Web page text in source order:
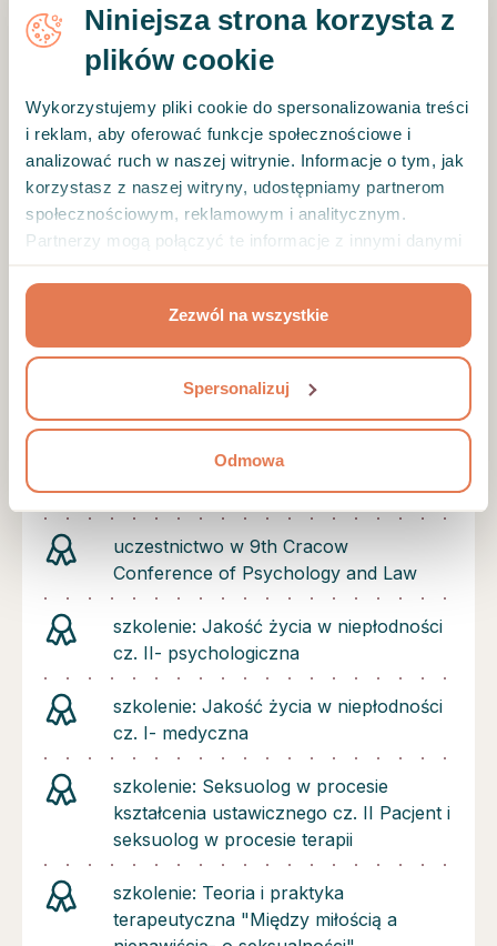
Niniejsza strona korzysta z
plików cookie
Wykorzystujemy pliki cookie do spersonalizowania treści
i reklam, aby oferować funkcje społecznościowe i
analizować ruch w naszej witrynie. Informacje o tym, jak
korzystasz z naszej witryny, udostępniamy partnerom
społecznościowym, reklamowym i analitycznym.
Partnerzy mogą połączyć te informacje z innymi danymi
korzystania z ich usług.
Zezwól na wszystkie
Spersonalizuj
Odmowa
szkolenie: Hipochondria - poznawczo-
behawioralne techniki pracy
pomóc terapia poznawczo-
behawioralna i odbyte szkolenie
Racjonalnej Terapii Zachowania
szkolenie: Prokrastynacja, czyli w
szkolenie: Jak wzbogacić DBT o Dialog
szkolenie: Dialog motywujący- o
szkolenie: Dialog motywujący, jako
alternatywa wobec kar
uczestnictwo w 9th Cracow
Conference of Psychology and Law
szkolenie: Jakość życia w niepłodności
cz. II- psychologiczna
szkolenie: Jakość życia w niepłodności
cz. I- medyczna
szkolenie: Seksuolog w procesie
kształcenia ustawicznego cz. II Pacjent i
seksuolog w procesie terapii
szkolenie: Teoria i praktyka
terapeutyczna "Między miłością a